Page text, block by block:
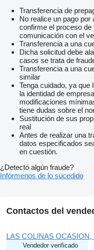
Transferencia de
No realice un pago por
confirme el proceso de
comunicación con el
Transferencia a una
Dicha solicitud debe
casos se trata de
Transferencia a una
similar
Tenga cuidado, ya que
la identidad de
modificaciones
tiene dudas sobre el
Sustitución de sus
real
Antes de realizar una
datos especificados
en cuestión.
¿Detectó algún fraude?
Infórmenos de lo sucedido
Contactos del
LAS COLINAS OCASION,
Vendedor verificado